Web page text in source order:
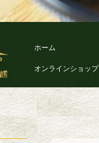
ホーム
オンラインショップ